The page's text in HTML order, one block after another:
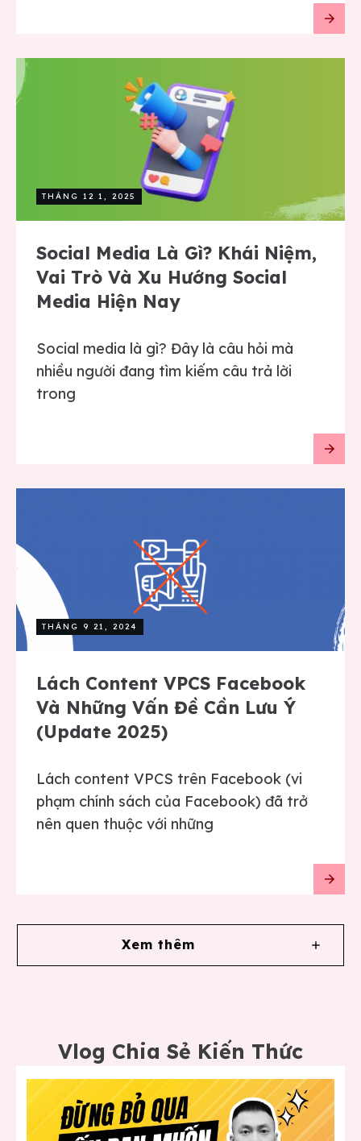
THÁNG 12 1, 2025
Social Media Là Gì? Khái Niệm,
Vai Trò Và Xu Hướng Social
Media Hiện Nay
Social media là gì? Đây là câu hỏi mà
nhiều người đang tìm kiếm câu trả lời
trong
THÁNG 9 21, 2024
Lách Content VPCS Facebook
Và Những Vấn Đề Cần Lưu Ý
(Update 2025)
Lách content VPCS trên Facebook (vi
phạm chính sách của Facebook) đã trở
nên quen thuộc với những
Xem thêm
Vlog Chia Sẻ Kiến Thức